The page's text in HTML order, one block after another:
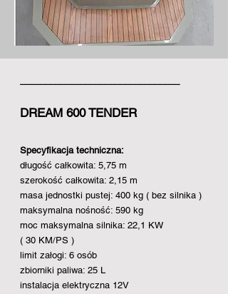
DREAM 600 TENDER
Specyfikacja techniczna:
długość całkowita: 5,75 m
szerokość całkowita: 2,15 m
masa jednostki pustej: 400 kg ( bez silnika )
maksymalna nośność: 590 kg
moc maksymalna silnika: 22,1 KW
( 30 KM/PS )
limit załogi: 6 osób
zbiorniki paliwa: 25 L
instalacja elektryczna 12V